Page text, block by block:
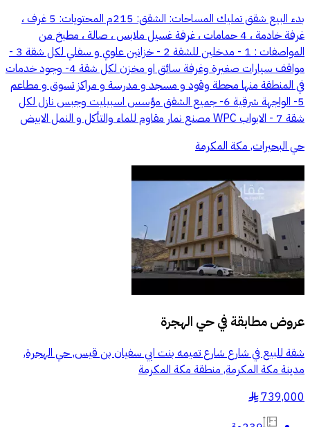
بدء البيع شقق تمليك المساحات: الشقق: 215م المحتويات: 5 غرف ،
غرفة خادمة ، 4 حمامات ، غرفة غسيل ملابس ، صالة ، مطبخ من
المواصفات : 1 - مدخلين للشقة 2 - خزانين علوي و سفلي لكل شقة 3 -
مواقف سيارات صغيرة وغرفة سائق او مخزن لكل شقة 4- وجود خدمات
في المنطقة منها محطة وقود و مسجد و مدرسة و مراكز تسوق و مطاعم
5- الواجهة شرقية 6- جميع الشقق مؤسس اسبيليت وجبس نازل لكل
شقة 7 - الابواب WPC مصنع نمار مقاوم للماء والتأكل و النمل الابيض
حي البحيرات, مكة المكرمة
عروض مطابقة فيحي الهجرة
شقة للبيع في شارع شارع تميمه بنت ابي سفيان بن قيس, حي الهجرة,
مدينة مكة المكرمة, منطقة مكة المكرمة
739,000
§